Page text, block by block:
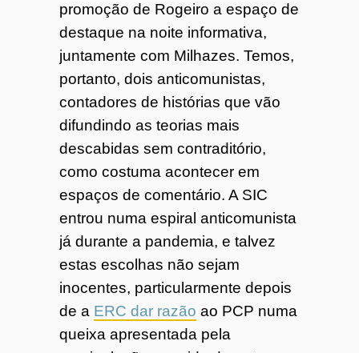
promoção de Rogeiro a espaço de
destaque na noite informativa,
juntamente com Milhazes. Temos,
portanto, dois anticomunistas,
contadores de histórias que vão
difundindo as teorias mais
descabidas sem contraditório,
como costuma acontecer em
espaços de comentário. A SIC
entrou numa espiral anticomunista
já durante a pandemia, e talvez
estas escolhas não sejam
inocentes, particularmente depois
de a ERC dar razão ao PCP numa
queixa apresentada pela